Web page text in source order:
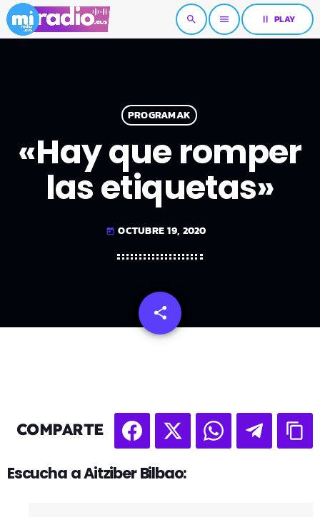
search menu pause PLAY
PROGRAMAK
«Hay que romper
las etiquetas»
today OCTUBRE 19, 2020
share
email
COMPARTE
Escucha a Aitziber Bilbao: